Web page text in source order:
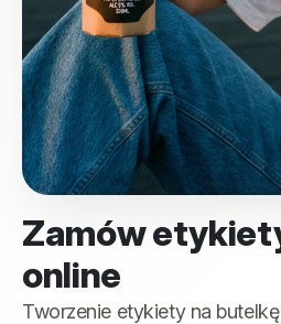
Zamów
online
Tworzenie etykiety na